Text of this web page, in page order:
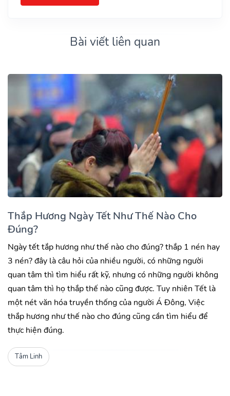
Bài viết liên quan
Thắp Hương Ngày Tết Như Thế Nào Cho
Đúng?
Ngày tết tắp hương như thế nào cho đúng? thắp 1 nén hay
3 nén? đây là câu hỏi của nhiều người, có những người
quan tâm thì tìm hiểu rất kỹ, nhưng có những người không
quan tâm thì họ thắp thế nào cũng được. Tuy nhiên Tết là
một nét văn hóa truyền thống của người Á Đông, Việc
thắp hương như thế nào cho đúng cũng cần tìm hiểu để
thực hiện đúng.
Tâm Linh